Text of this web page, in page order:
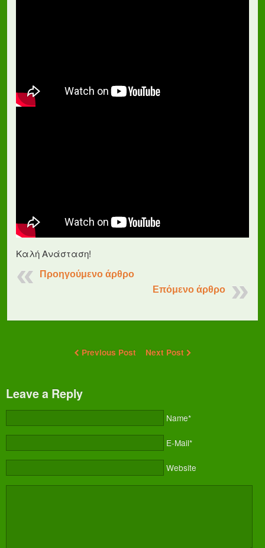
Καλή Ανάσταση!
Προηγούμενο άρθρο
Επόμενο άρθρο
Previous Post Next Post
Leave a Reply
Name*
E-Mail*
Website